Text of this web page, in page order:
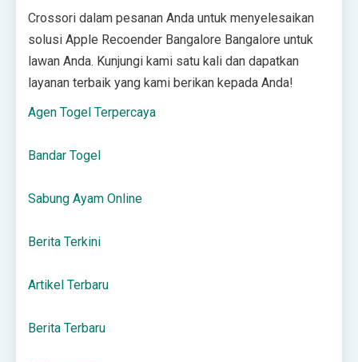
Crossori dalam pesanan Anda untuk menyelesaikan
solusi Apple Recoender Bangalore Bangalore untuk
lawan Anda. Kunjungi kami satu kali dan dapatkan
layanan terbaik yang kami berikan kepada Anda!
Agen Togel Terpercaya
Bandar Togel
Sabung Ayam Online
Berita Terkini
Artikel Terbaru
Berita Terbaru